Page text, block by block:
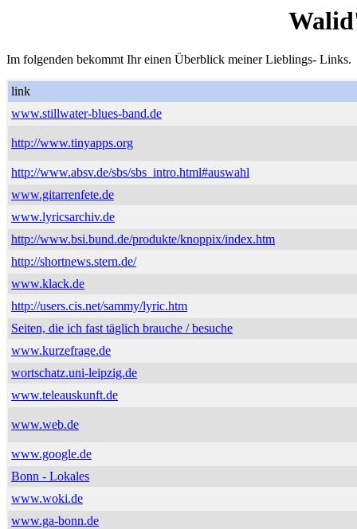
Im folgenden bekommt Ihr einen Überblick meiner Lieblings- Links.
link
www.stillwater-blues-band.de
http://www.tinyapps.org
http://www.absv.de/sbs/sbs_intro.html#auswahl
www.gitarrenfete.de
www.lyricsarchiv.de
http://www.bsi.bund.de/produkte/knoppix/index.htm
http://shortnews.stern.de/
www.klack.de
http://users.cis.net/sammy/lyric.htm
Seiten, die ich fast täglich brauche / besuche
www.kurzefrage.de
wortschatz.uni-leipzig.de
www.teleauskunft.de
www.web.de
www.google.de
Bonn - Lokales
www.woki.de
www.ga-bonn.de